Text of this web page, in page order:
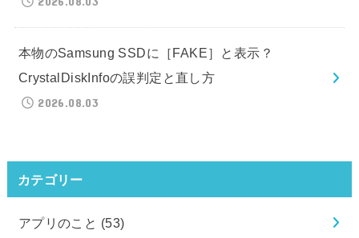
本物のSamsung SSDに［FAKE］と表示？
CrystalDiskInfoの誤判定と直し方
2026.08.03
カテゴリー
アプリのこと (53)